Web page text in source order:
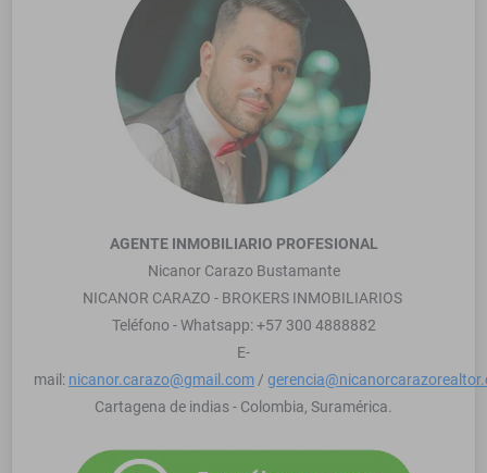
AGENTE INMOBILIARIO PROFESIONAL
Nicanor Carazo Bustamante
NICANOR CARAZO - BROKERS INMOBILIARIOS
Teléfono - Whatsapp: +57 300 4888882
E-
mail: nicanor.carazo@gmail.com /
Cartagena de indias - Colombia, Suramérica.